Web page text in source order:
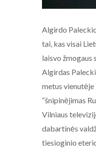
Algirdo
tai, kas visai
laisvo žmogaus
Algirdas
metus
“šnipinėjimas
Vilniaus
dabartinės
tiesioginio